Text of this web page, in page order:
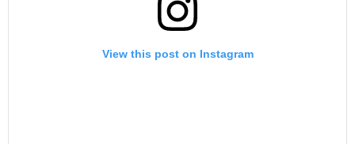
View this post on Instagram